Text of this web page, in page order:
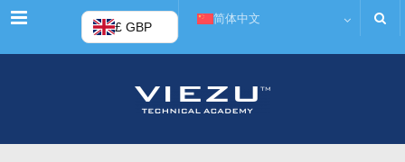
菜单 £ GBP
简体中文